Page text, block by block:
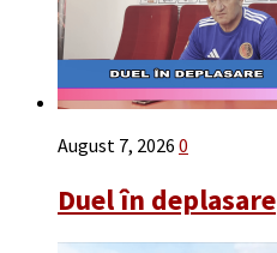
August 7, 2026 0
Duel în deplasare